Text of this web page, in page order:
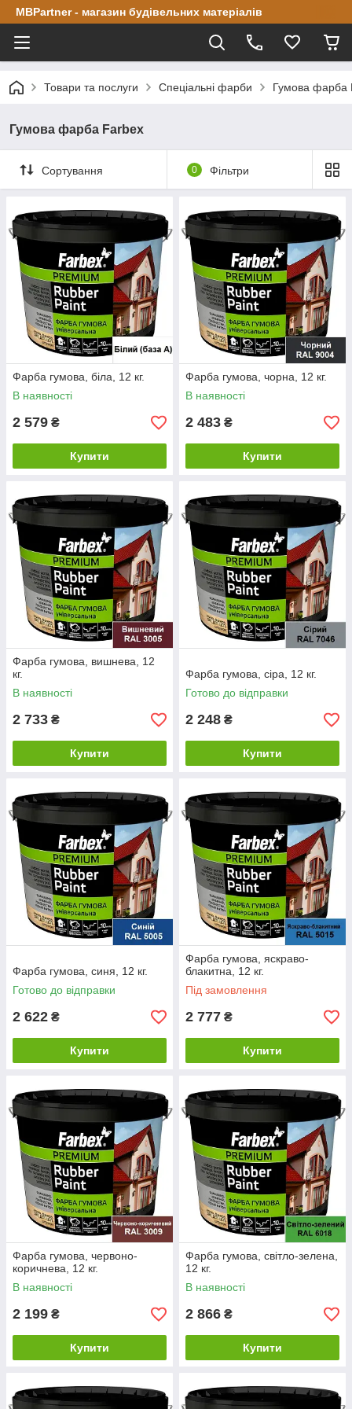
MBPartner - магазин будівельних матеріалів
Товари та послуги Спеціальні фарби Гумова фарба
Гумова фарба Farbex
Сортування 0 Фільтри
Фарба гумова, біла, 12 кг.
В наявності
2 579 ₴
Купити
Фарба гумова, чорна, 12 кг.
В наявності
2 483 ₴
Купити
Фарба гумова, вишнева, 12
кг.
В наявності
2 733 ₴
Купити
Фарба гумова, сіра, 12 кг.
Готово до відправки
2 248 ₴
Купити
Фарба гумова, синя, 12 кг.
Готово до відправки
2 622 ₴
Купити
Фарба гумова, яскраво-
блакитна, 12 кг.
Під замовлення
2 777 ₴
Купити
Фарба гумова, червоно-
коричнева, 12 кг.
В наявності
2 199 ₴
Купити
Фарба гумова, світло-зелена,
12 кг.
В наявності
2 866 ₴
Купити